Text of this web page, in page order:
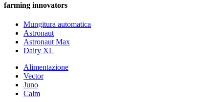
farming innovators
Mungitura automatica
Astronaut
Astronaut Max
Dairy XL
Alimentazione
Vector
Juno
Calm